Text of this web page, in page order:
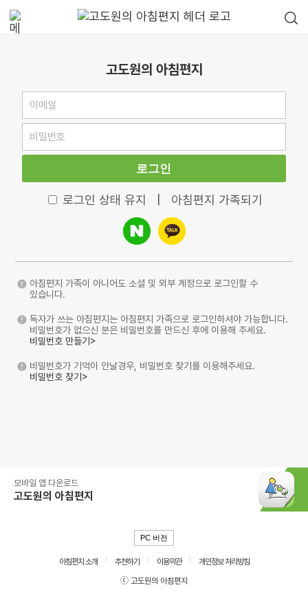
고도원의 아침편지
로그인
로그인 상태 유지 아침편지 가족되기
아침편지 가족이 아니어도 소셜 및 외부 계정으로 로그인할 수
있습니다.
독자가 쓰는 아침편지는 아침편지 가족으로 로그인하셔야 가능합니다.
비밀번호가 없으신 분은 비밀번호를 만드신 후에 이용해 주세요.
비밀번호 만들기>
비밀번호가 기억이 안날경우, 비밀번호 찾기를 이용해주세요.
비밀번호 찾기>
모바일 앱 다운로드
고도원의 아침편지
PC 버전
아침편지 소개 추천하기 이용약관
개인정보 처리방침
ⓒ 고도원의 아침편지